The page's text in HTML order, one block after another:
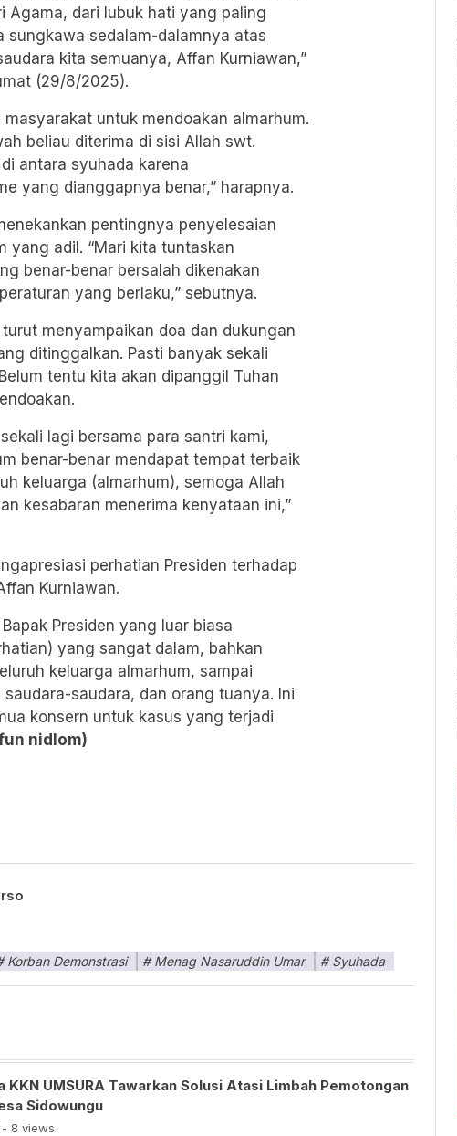
Agama, dari lubuk hati yang paling
sungkawa sedalam-dalamnya atas
kita semuanya, Affan Kurniawan,”
(29/8/2025).
untuk mendoakan almarhum.
beliau diterima di sisi Allah swt.
antara syuhada karena
yang dianggapnya benar,” harapnya.
pentingnya penyelesaian
yang adil. “Mari kita tuntaskan
benar-benar bersalah dikenakan
yang berlaku,” sebutnya.
menyampaikan doa dan dukungan
ditinggalkan. Pasti banyak sekali
tentu kita akan dipanggil Tuhan
lagi bersama para santri kami,
benar-benar mendapat tempat terbaik
keluarga (almarhum), semoga Allah
kesabaran menerima kenyataan ini,”
perhatian Presiden terhadap
Kurniawan.
Presiden yang luar biasa
yang sangat dalam, bahkan
keluarga almarhum, sampai
saudara, dan orang tuanya. Ini
konsern untuk kasus yang terjadi
nidlom)
Korban Demonstrasi Menag Nasaruddin Umar Syuhada
KKN UMSURA Tawarkan Solusi Atasi Limbah Pemotongan
Sidowungu
- 8 views